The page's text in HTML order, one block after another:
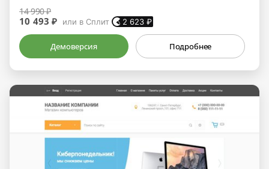
14 990 ₽
10 493 ₽ или в Сплит 2 623₽
Демоверсия Подробнее